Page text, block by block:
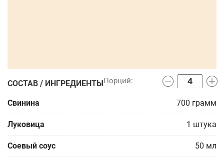
СОСТАВ / ИНГРЕДИЕНТЫ
Свинина 700 грамм
Луковица 1 штука
Соевый соус 50 мл